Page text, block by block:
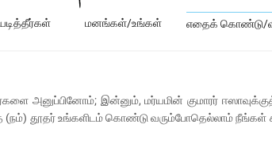
எதைக் கொண்டு/
மனங்கள்/உங்கள்
அனுப்பினோம்; இன்னும், மர்யமின் குமாரர்
(நம்) தூதர் உங்களிடம் கொண்டு வரும்போதெல்லாம்